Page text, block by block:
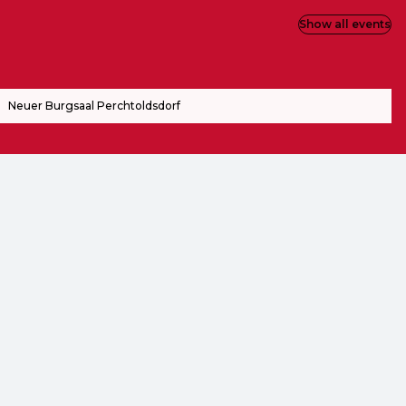
Neuer Burgsaal Perchtoldsdorf
Show all events